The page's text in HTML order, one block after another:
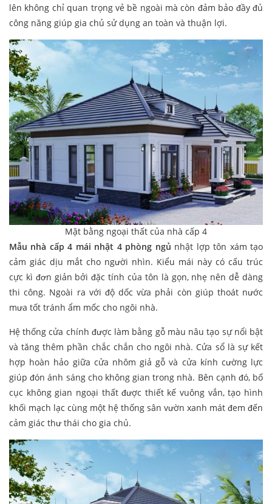
lên không chỉ quan trọng vẻ bề ngoài mà còn đảm bảo đầy đủ
công năng giúp gia chủ sử dụng an toàn và thuận lợi.
Mặt bằng ngoại thất của nhà cấp 4
Mẫu nhà cấp 4 mái nhật 4 phòng ngủ nhật lợp tôn xám tạo
cảm giác dịu mắt cho người nhìn. Kiểu mái này có cấu trúc
cực kì đơn giản bởi đặc tính của tôn là gọn, nhẹ nên dễ dàng
thi công. Ngoài ra với độ dốc vừa phải còn giúp thoát nước
mưa tốt tránh ẩm mốc cho ngôi nhà.
Hệ thống cửa chính được làm bằng gỗ màu nâu tạo sự nổi bật
và tăng thêm phần chắc chắn cho ngôi nhà. Cửa sổ là sự kết
hợp hoàn hảo giữa cửa nhôm giả gỗ và cửa kính cường lực
giúp đón ánh sáng cho không gian trong nhà. Bên cạnh đó, bố
cục không gian ngoại thất được thiết kế vuông vắn, tạo hình
khối mạch lạc cùng một hệ thống sân vườn xanh mát đem đến
cảm giác thư thái cho gia chủ.